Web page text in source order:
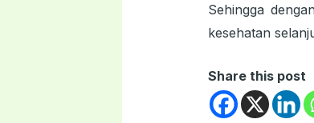
Sehingga
kesehatan
Share this post